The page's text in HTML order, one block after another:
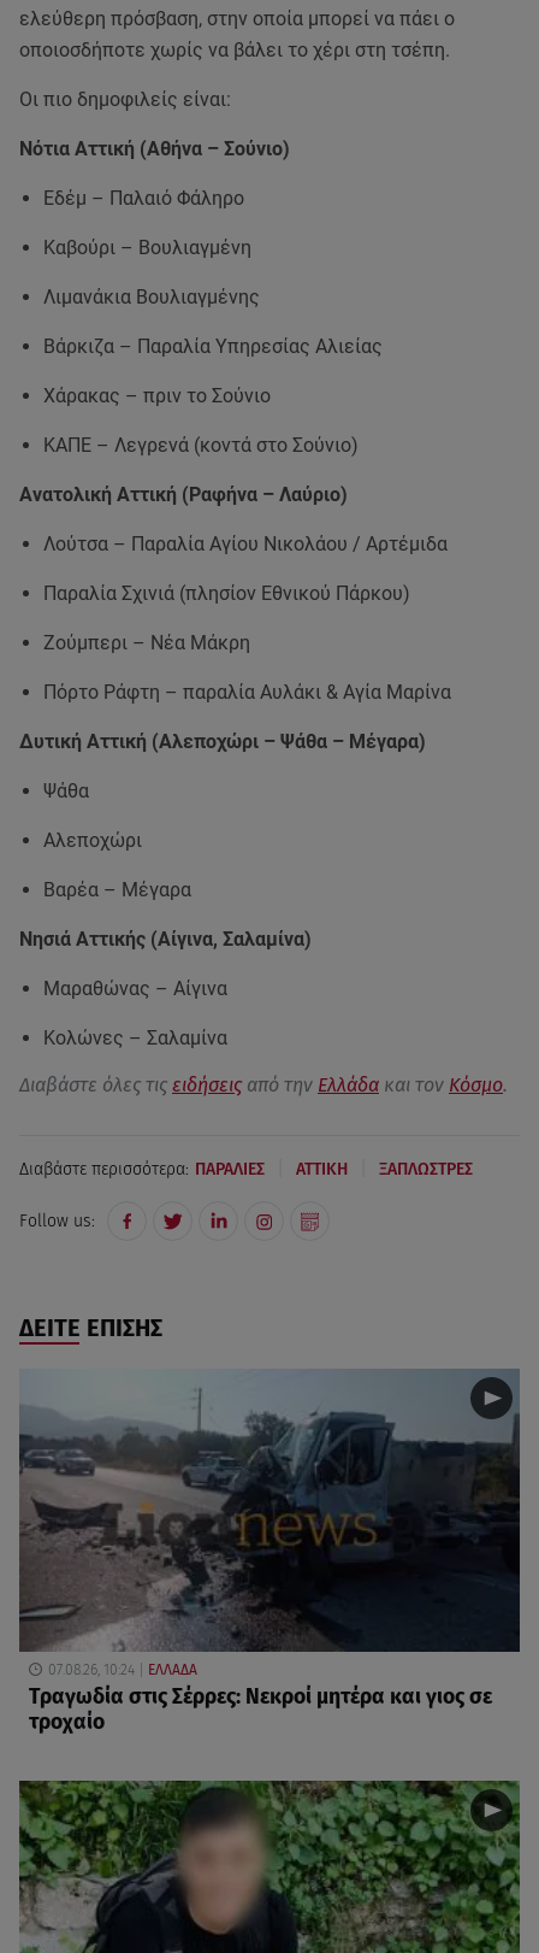
ελεύθερη πρόσβαση, στην οποία μπορεί να πάει ο
οποιοσδήποτε χωρίς να βάλει το χέρι στη τσέπη.
Οι πιο δημοφιλείς είναι:
Νότια Αττική (Αθήνα – Σούνιο)
Εδέμ – Παλαιό Φάληρο
Καβούρι – Βουλιαγμένη
Λιμανάκια Βουλιαγμένης
Βάρκιζα – Παραλία Υπηρεσίας Αλιείας
Χάρακας – πριν το Σούνιο
ΚΑΠΕ – Λεγρενά (κοντά στο Σούνιο)
Ανατολική Αττική (Ραφήνα – Λαύριο)
Λούτσα – Παραλία Αγίου Νικολάου / Αρτέμιδα
Παραλία Σχινιά (πλησίον Εθνικού Πάρκου)
Ζούμπερι – Νέα Μάκρη
Πόρτο Ράφτη – παραλία Αυλάκι & Αγία Μαρίνα
Δυτική Αττική (Αλεποχώρι – Ψάθα – Μέγαρα)
Ψάθα
Αλεποχώρι
Βαρέα – Μέγαρα
Νησιά Αττικής (Αίγινα, Σαλαμίνα)
Μαραθώνας – Αίγινα
Κολώνες – Σαλαμίνα
Διαβάστε όλες τις ειδήσεις από την Ελλάδα και τον Κόσμο.
Διαβάστε περισσότερα: ΠΑΡΑΛΙΕΣ ΑΤΤΙΚΗ ΞΑΠΛΩΣΤΡΕΣ
Follow us:
ΔΕΙΤΕ ΕΠΙΣΗΣ
07.08.26, 10:24 ΕΛΛΑΔΑ
Τραγωδία στις Σέρρες: Νεκροί μητέρα και γιος σε
τροχαίο